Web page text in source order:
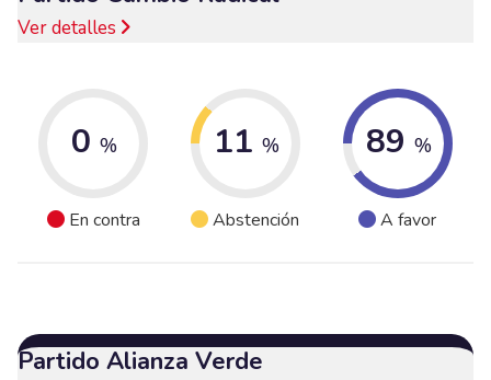
Ver detalles
0 %
En contra
11 %
Abstención
89 %
A favor
Partido Alianza Verde